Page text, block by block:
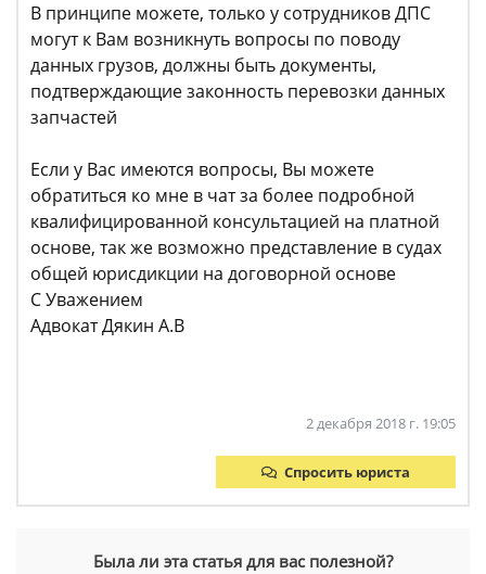
В принципе можете, только у сотрудников ДПС
могут к Вам возникнуть вопросы по поводу
данных грузов, должны быть документы,
подтверждающие законность перевозки данных
запчастей
Если у Вас имеются вопросы, Вы можете
обратиться ко мне в чат за более подробной
квалифицированной консультацией на платной
основе, так же возможно представление в судах
общей юрисдикции на договорной основе
С Уважением
Адвокат Дякин А.В
2 декабря 2018 г. 19:05
Спросить юриста
Была ли эта статья для вас полезной?